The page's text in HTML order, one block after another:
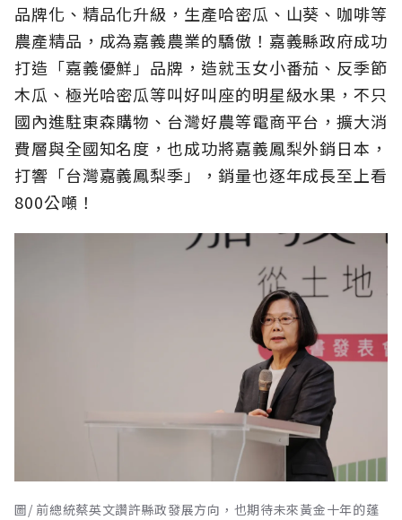
品牌化、精品化升級，生產哈密瓜、山葵、咖啡等
農產精品，成為嘉義農業的驕傲！嘉義縣政府成功
打造「嘉義優鮮」品牌，造就玉女小番茄、反季節
木瓜、極光哈密瓜等叫好叫座的明星級水果，不只
國內進駐東森購物、台灣好農等電商平台，擴大消
費層與全國知名度，也成功將嘉義鳳梨外銷日本，
打響「台灣嘉義鳳梨季」，銷量也逐年成長至上看
800公噸！
圖/ 前總統蔡英文讚許縣政發展方向，也期待未來黃金十年的蓬